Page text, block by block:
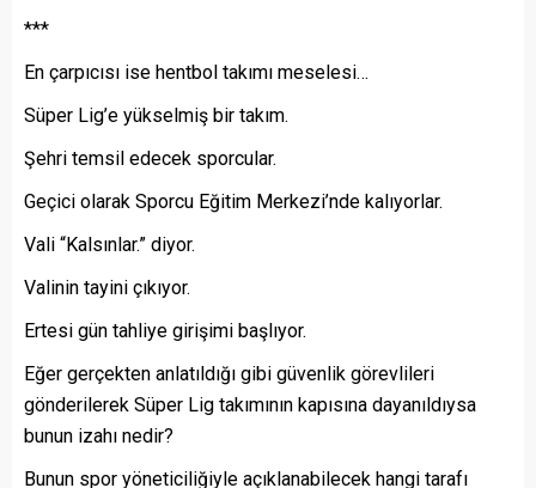
***
En çarpıcısı ise hentbol takımı meselesi…
Süper Lig’e yükselmiş bir takım.
Şehri temsil edecek sporcular.
Geçici olarak Sporcu Eğitim Merkezi’nde kalıyorlar.
Vali “Kalsınlar.” diyor.
Valinin tayini çıkıyor.
Ertesi gün tahliye girişimi başlıyor.
Eğer gerçekten anlatıldığı gibi güvenlik görevlileri
gönderilerek Süper Lig takımının kapısına dayanıldıysa
bunun izahı nedir?
Bunun spor yöneticiliğiyle açıklanabilecek hangi tarafı